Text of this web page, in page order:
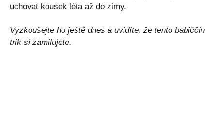
uchovat kousek léta až do zimy.
Vyzkoušejte ho ještě dnes a uvidíte, že tento babiččin
trik si zamilujete.